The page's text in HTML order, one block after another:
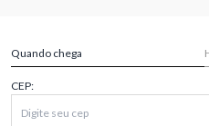
Quando chega
CEP: